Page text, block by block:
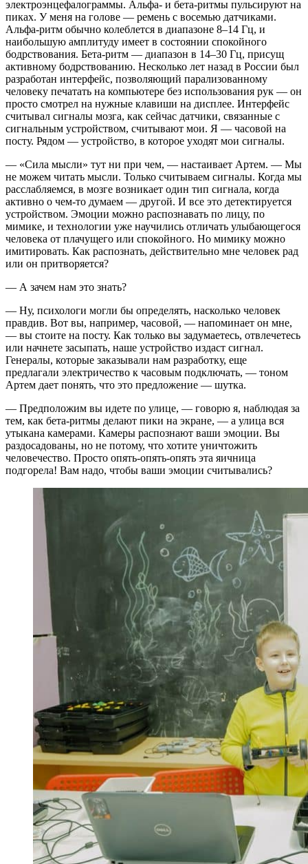
электроэнцефалограммы. Альфа- и бета-ритмы пульсируют на
пиках. У меня на голове — ремень с восемью датчиками.
Альфа-ритм обычно колеблется в диапазоне 8–14 Гц, и
наибольшую амплитуду имеет в состоянии спокойного
бодрствования. Бета-ритм — диапазон в 14–30 Гц, присущ
активному бодрствованию. Несколько лет назад в России был
разработан интерфейс, позволяющий парализованному
человеку печатать на компьютере без использования рук — он
просто смотрел на нужные клавиши на дисплее. Интерфейс
считывал сигналы мозга, как сейчас датчики, связанные с
сигнальным устройством, считывают мои. Я — часовой на
посту. Рядом — устройство, в которое уходят мои сигналы.
— «Сила мысли» тут ни при чем, — настаивает Артем. — Мы
не можем читать мысли. Только считываем сигналы. Когда мы
расслабляемся, в мозге возникает один тип сигнала, когда
активно о чем-то думаем — другой. И все это детектируется
устройством. Эмоции можно распознавать по лицу, по
мимике, и технологии уже научились отличать улыбающегося
человека от плачущего или спокойного. Но мимику можно
имитировать. Как распознать, действительно мне человек рад
или он притворяется?
— А зачем нам это знать?
— Ну, психологи могли бы определять, насколько человек
правдив. Вот вы, например, часовой, — напоминает он мне,
— вы стоите на посту. Как только вы задумаетесь, отвлечетесь
или начнете засыпать, наше устройство издаст сигнал.
Генералы, которые заказывали нам разработку, еще
предлагали электричество к часовым подключать, — тоном
Артем дает понять, что это предложение — шутка.
— Предположим вы идете по улице, — говорю я, наблюдая за
тем, как бета-ритмы делают пики на экране, — а улица вся
утыкана камерами. Камеры распознают ваши эмоции. Вы
раздосадованы, но не потому, что хотите уничтожить
человечество. Просто опять-опять-опять эта яичница
подгорела! Вам надо, чтобы ваши эмоции считывались?